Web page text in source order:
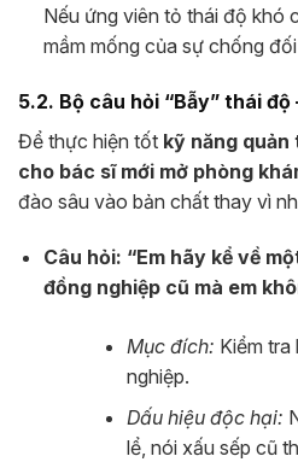
Nếu ứng viên tỏ thái độ khó
mầm mống của sự chống
5.2. Bộ câu hỏi “Bẫy” thái
Để thực hiện tốt kỹ năng
cho bác sĩ mới mở phòng
đào sâu vào bản chất thay vì
Câu hỏi: “Em hãy kể về
đồng nghiệp cũ mà em
Mục đích: Kiểm
nghiệp.
Dấu hiệu độc hại:
lể, nói xấu sếp cũ